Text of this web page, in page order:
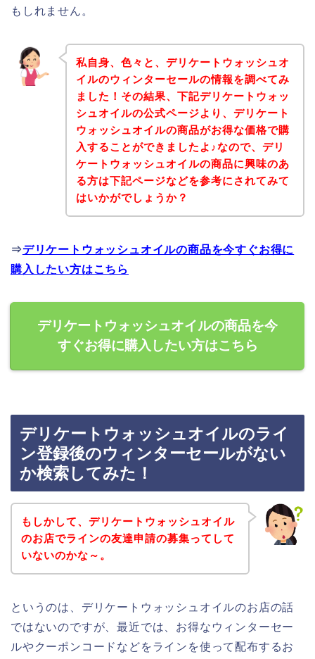
もしれません。
私自身、色々と、デリケートウォッシュオ
イルのウィンターセールの情報を調べてみ
ました！その結果、下記デリケートウォッ
シュオイルの公式ページより、デリケート
ウォッシュオイルの商品がお得な価格で購
入することができましたよ♪なので、デリ
ケートウォッシュオイルの商品に興味のあ
る方は下記ページなどを参考にされてみて
はいかがでしょうか？
⇒デリケートウォッシュオイルの商品を今すぐお得に
購入したい方はこちら
デリケートウォッシュオイルの商品を今
すぐお得に購入したい方はこちら
デリケートウォッシュオイルのライ
ン登録後のウィンターセールがない
か検索してみた！
もしかして、デリケートウォッシュオイル
のお店でラインの友達申請の募集ってして
いないのかな～。
というのは、デリケートウォッシュオイルのお店の話
ではないのですが、最近では、お得なウィンターセー
ルやクーポンコードなどをラインを使って配布するお